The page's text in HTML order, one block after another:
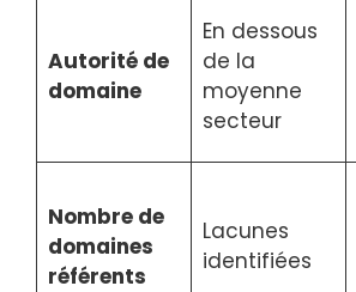
Autorité de
domaine
En dessous
de la
moyenne
secteur
Nombre de
domaines
référents
Lacunes
identifiées